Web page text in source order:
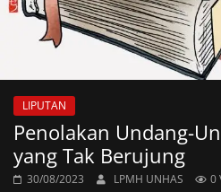
LIPUTAN
Penolakan Undang-
yang Tak Berujung
30/08/2023 LPMH UNHAS 0